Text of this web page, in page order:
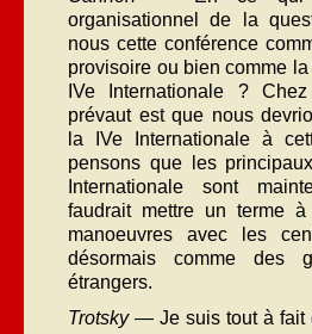
organisationnel de la
nous cette conférence
provisoire ou bien comme
IVe Internationale ?
prévaut est que nous
la IVe Internationale à
pensons que les
Internationale sont
faudrait mettre un terme
manoeuvres avec les
désormais comme des
étrangers.
Trotsky— Je suis tout à fait